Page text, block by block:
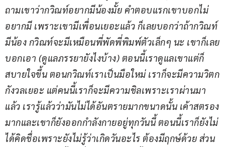
ถามเขาว่ากวิณท์อยากมีน้องมั้ย คำตอบแรกเขาบอกไม่
อยากมี เพราะเขามีเพื่อนเยอะแล้ว ก็เลยบอกว่าถ้ากวิณท์
มีน้อง กวิณท์จะมีเหมือนพี่พัดพี่พิมพ์ตัวเล็กๆ นะ เขาก็เลย
บอกเอา (ดูแลภรรยายังไงบ้าง) ตอนนี้เราดูแลเขาแต่ก็
สบายใจขึ้น ตอนกวิณท์เราเป็นมือใหม่ เราก็จะมีความวิตก
กังวลเยอะ แต่คนนี้เราก็จะมีความชิลเพราะเราผ่านมา
แล้ว เรารู้แล้วว่ามันไม่ได้อันตรายมากขนาดนั้น เค้าสตรอง
มากและเขาก็ยังออกกำลังกายอยู่ทุกวันนี้ ตอนนี้เราก็ยังไม่
ได้คิดชื่อเพราะยังไม่รู้ว่าเกิดวันอะไร ต้องมีฤกษ์ด้วย ส่วน